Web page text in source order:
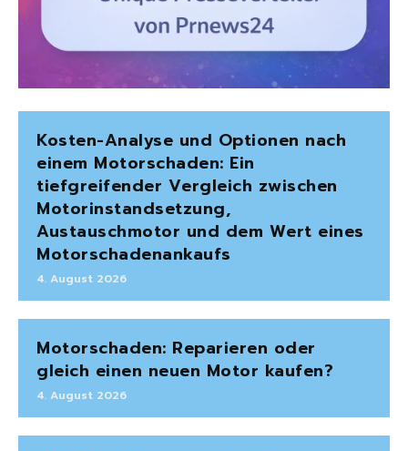
Kosten-Analyse und Optionen nach
einem Motorschaden: Ein
tiefgreifender Vergleich zwischen
Motorinstandsetzung,
Austauschmotor und dem Wert eines
Motorschadenankaufs
4. August 2026
Motorschaden: Reparieren oder
gleich einen neuen Motor kaufen?
4. August 2026